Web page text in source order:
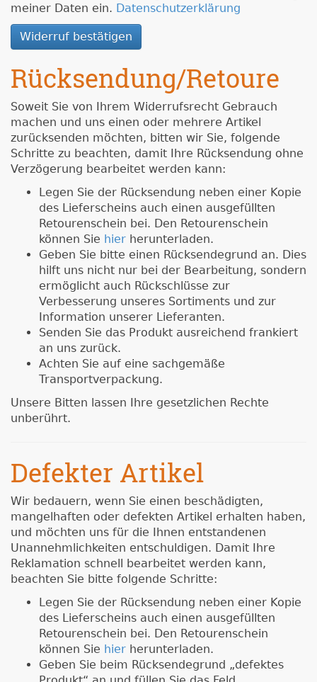
meiner Daten ein. Datenschutzerklärung
Widerruf bestätigen
Rücksendung/Retoure
Soweit Sie von Ihrem Widerrufsrecht Gebrauch
machen und uns einen oder mehrere Artikel
zurücksenden möchten, bitten wir Sie, folgende
Schritte zu beachten, damit Ihre Rücksendung ohne
Verzögerung bearbeitet werden kann:
Legen Sie der Rücksendung neben einer Kopie
des Lieferscheins auch einen ausgefüllten
Retourenschein bei. Den Retourenschein
können Sie hier herunterladen.
Geben Sie bitte einen Rücksendegrund an. Dies
hilft uns nicht nur bei der Bearbeitung, sondern
ermöglicht auch Rückschlüsse zur
Verbesserung unseres Sortiments und zur
Information unserer Lieferanten.
Senden Sie das Produkt ausreichend frankiert
an uns zurück.
Achten Sie auf eine sachgemäße
Transportverpackung.
Unsere Bitten lassen Ihre gesetzlichen Rechte
unberührt.
Defekter Artikel
Wir bedauern, wenn Sie einen beschädigten,
mangelhaften oder defekten Artikel erhalten haben,
und möchten uns für die Ihnen entstandenen
Unannehmlichkeiten entschuldigen. Damit Ihre
Reklamation schnell bearbeitet werden kann,
beachten Sie bitte folgende Schritte:
Legen Sie der Rücksendung neben einer Kopie
des Lieferscheins auch einen ausgefüllten
Retourenschein bei. Den Retourenschein
können Sie hier herunterladen.
Geben Sie beim Rücksendegrund „defektes